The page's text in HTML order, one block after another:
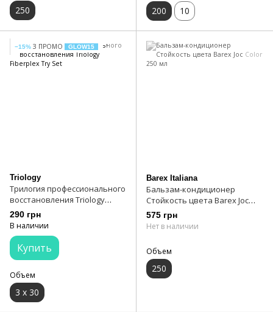
250 200 10
−15% З ПРОМО GLOW15
Triology
Трилогия профессионального
восстановления Triology
Fiberplex Try Set
290 грн
В наличии
Купить
Объем
3 х 30
Barex Italiana
Бальзам-кондиционер
Стойкость цвета Barex Joc
Color 250 мл
575 грн
Нет в наличии
Объем
250